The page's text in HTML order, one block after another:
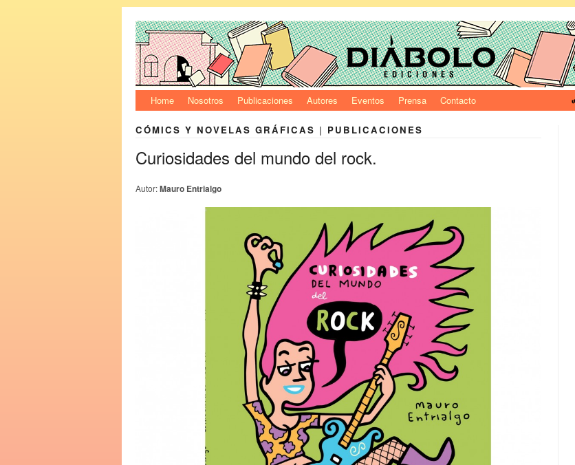
Home Nosotros Publicaciones Autores Eventos Prensa Contacto
CÓMICS Y NOVELAS GRÁFICAS | PUBLICACIONES
Curiosidades del mundo del rock.
Autor:Mauro Entrialgo